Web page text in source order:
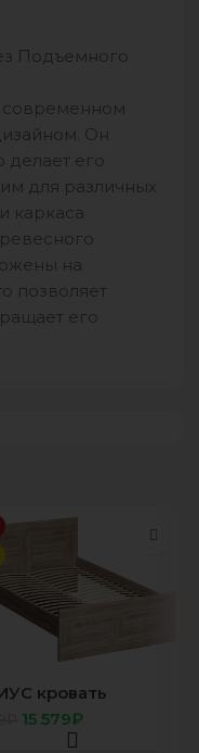
Подъемного
современном
Он
делает его
для различных
каркаса
на
позволяет
его
кровать
120х200
15 579₽